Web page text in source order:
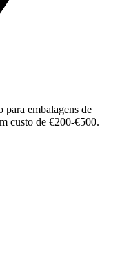
embalagens de
custo de €200-€500.